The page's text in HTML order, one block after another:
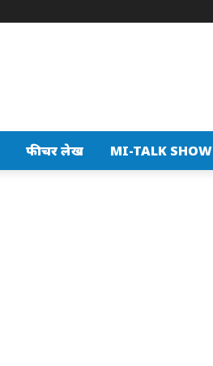
फीचर लेख MI-TALK SHOW